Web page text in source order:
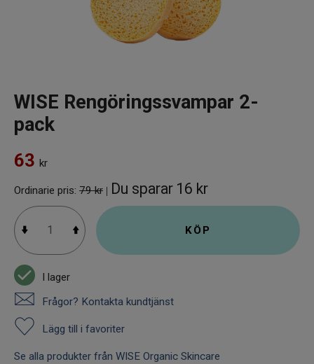
WISE Rengöringssvampar 2-
pack
63 kr
Ordinarie pris: 79 kr | Du sparar 16 kr
KÖP
I lager
Frågor? Kontakta kundtjänst
Lägg till i favoriter
Se alla produkter från WISE Organic Skincare